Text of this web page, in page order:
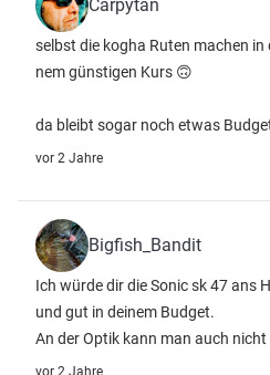
Carpytän
selbst die kogha Ruten machen in
nem günstigen Kurs 🙃
da bleibt sogar noch etwas
vor 2 Jahre
Bigfish_Bandit
Ich würde dir die Sonic sk 47 ans
und gut in deinem Budget.
An der Optik kann man auch nicht
vor 2 Jahre